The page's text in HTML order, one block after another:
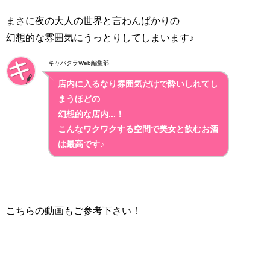
まさに夜の大人の世界と言わんばかりの
幻想的な雰囲気にうっとりしてしまいます♪
キャバクラWeb編集部
店内に入るなり雰囲気だけで酔いしれてし
まうほどの
幻想的な店内...！
こんなワクワクする空間で美女と飲むお酒
は最高です♪
こちらの動画もご参考下さい！